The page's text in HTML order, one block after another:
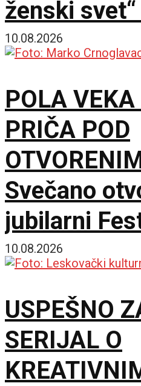
ženski
Bridžisa 19.
10.08.2026
POLA
PRIČA POD
Svečano
jubilarni
filmskog
10.08.2026
USPEŠNO
SERIJAL O